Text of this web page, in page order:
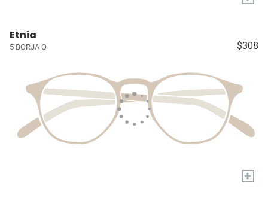
Etnia
5 BORJA O $308
+